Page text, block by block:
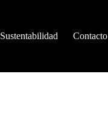
Sustentabilidad Contacto